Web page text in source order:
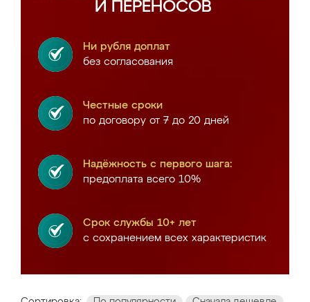
И ПЕРЕНОСОВ
Ни рубля доплат
без согласования
Честные сроки
по договору от 7 до 20 дней
Надёжность с первого шага:
предоплата всего 10%
Срок службы 10+ лет
с сохранением всех характеристик